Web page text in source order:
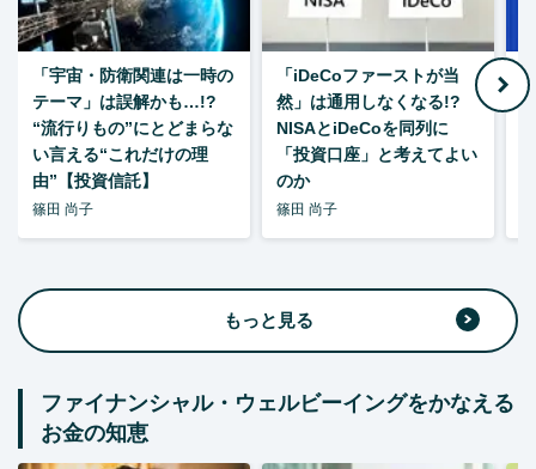
「宇宙・防衛関連は一時の
テーマ」は誤解かも…!?
“流行りもの”にとどまらな
い言える“これだけの理
由”【投資信託】
篠田 尚子
「iDeCoファーストが当
然」は通用しなくなる!?
NISAとiDeCoを同列に
「投資口座」と考えてよい
のか
篠田 尚子
もっと見る
ファイナンシャル・ウェルビーイングをかなえる
お金の知恵